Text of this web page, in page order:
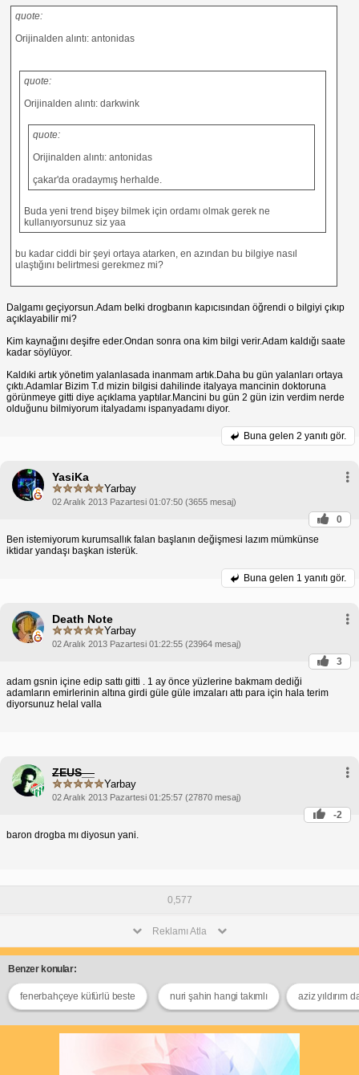
quote:
Orijinalden alıntı: antonidas
quote:
Orijinalden alıntı: darkwink
quote:
Orijinalden alıntı: antonidas
çakar'da oradaymış herhalde.
Buda yeni trend bişey bilmek için ordamı olmak gerek ne
kullanıyorsunuz siz yaa
bu kadar ciddi bir şeyi ortaya atarken, en azından bu bilgiye nasıl
ulaştığını belirtmesi gerekmez mi?
Dalgamı geçiyorsun.Adam belki drogbanın kapıcısından öğrendi o bilgiyi çıkıp
açıklayabilir mi?
Kim kaynağını deşifre eder.Ondan sonra ona kim bilgi verir.Adam kaldığı saate
kadar söylüyor.
Kaldıki artık yönetim yalanlasada inanmam artık.Daha bu gün yalanları ortaya
çıktı.Adamlar Bizim T.d mizin bilgisi dahilinde italyaya mancinin doktoruna
görünmeye gitti diye açıklama yaptılar.Mancini bu gün 2 gün izin verdim nerde
olduğunu bilmiyorum italyadamı ispanyadamı diyor.
Buna gelen 2 yanıtı gör.
YasiKa
Yarbay
02 Aralık 2013 Pazartesi 01:07:50 (3655 mesaj)
0
Ben istemiyorum kurumsallık falan başlanın değişmesi lazım mümkünse
iktidar yandaşı başkan isterük.
Buna gelen 1 yanıtı gör.
Death Note
Yarbay
02 Aralık 2013 Pazartesi 01:22:55 (23964 mesaj)
3
adam gsnin içine edip sattı gitti . 1 ay önce yüzlerine bakmam dediği
adamların emirlerinin altına girdi güle güle imzaları attı para için hala terim
diyorsunuz helal valla
ZEUS__
Yarbay
02 Aralık 2013 Pazartesi 01:25:57 (27870 mesaj)
-2
baron drogba mı diyosun yani.
0,577
Reklamı Atla
Benzer konular:
fenerbahçeye küfürlü beste nuri şahin hangi takımlı aziz yıldırım